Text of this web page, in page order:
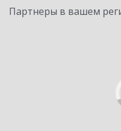
Партнеры в вашем